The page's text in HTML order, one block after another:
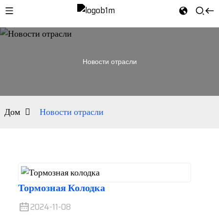
Новости отрасли
Дом Новости отрасли
Тормозная Колодка
2024-11-08